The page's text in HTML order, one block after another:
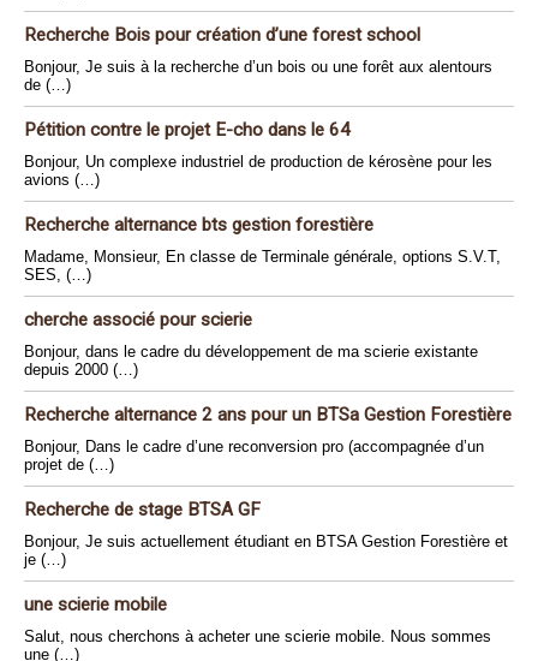
Recherche Bois pour création d’une forest school
Bonjour, Je suis à la recherche d’un bois ou une forêt aux alentours
de (…)
Pétition contre le projet E-cho dans le 64
Bonjour, Un complexe industriel de production de kérosène pour les
avions (…)
Recherche alternance bts gestion forestière
Madame, Monsieur, En classe de Terminale générale, options S.V.T,
SES, (…)
cherche associé pour scierie
Bonjour, dans le cadre du développement de ma scierie existante
depuis 2000 (…)
Recherche alternance 2 ans pour un BTSa Gestion Forestière
Bonjour, Dans le cadre d’une reconversion pro (accompagnée d’un
projet de (…)
Recherche de stage BTSA GF
Bonjour, Je suis actuellement étudiant en BTSA Gestion Forestière et
je (…)
une scierie mobile
Salut, nous cherchons à acheter une scierie mobile. Nous sommes
une (…)